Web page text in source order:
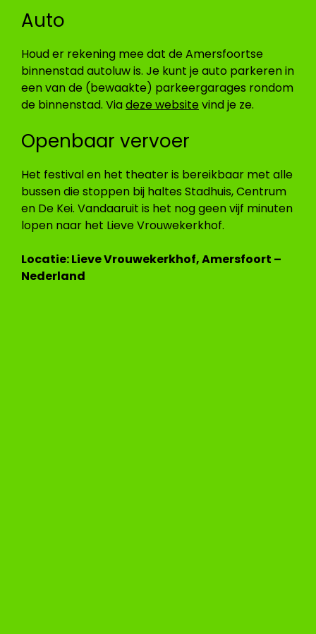
Auto
Houd er rekening mee dat de Amersfoortse
binnenstad autoluw is. Je kunt je auto parkeren in
een van de (bewaakte) parkeergarages rondom
de binnenstad. Viadeze websitevind je ze.
Openbaar vervoer
Het festival en het theater is bereikbaar met alle
bussen die stoppen bij haltes Stadhuis, Centrum
en De Kei. Vandaaruit is het nog geen vijf minuten
lopen naar het Lieve Vrouwekerkhof.
Locatie: Lieve Vrouwekerkhof, Amersfoort –
Nederland